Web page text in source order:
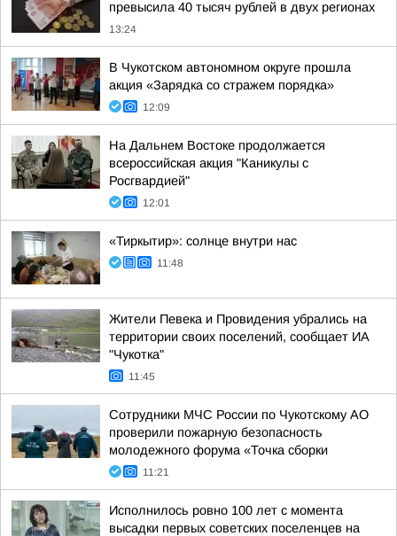
превысила 40 тысяч рублей в двух регионах
13:24
В Чукотском автономном округе прошла
акция «Зарядка со стражем порядка»
12:09
На Дальнем Востоке продолжается
всероссийская акция "Каникулы с
Росгвардией"
12:01
«Тиркытир»: солнце внутри нас
11:48
Жители Певека и Провидения убрались на
территории своих поселений, сообщает ИА
"Чукотка"
11:45
Сотрудники МЧС России по Чукотскому АО
проверили пожарную безопасность
молодежного форума «Точка сборки
11:21
Исполнилось ровно 100 лет с момента
высадки первых советских поселенцев на